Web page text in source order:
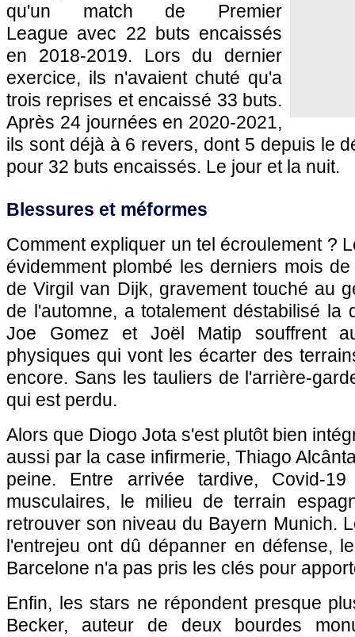
qu'un match de Premier
League avec 22 buts encaissés
en 2018-2019. Lors du dernier
exercice, ils n'avaient chuté qu'a
trois reprises et encaissé 33 buts.
Après 24 journées en 2020-2021,
ils sont déjà à 6 revers, dont 5 depuis le
pour 32 buts encaissés. Le jour et la nuit.
Blessures et méformes
Comment expliquer un tel écroulement ?
évidemment plombé les derniers mois
de Virgil van Dijk, gravement touché au
de l'automne, a totalement déstabilisé la
Joe Gomez et Joël Matip souffrent
physiques qui vont les écarter des
encore. Sans les tauliers de l'arrière-
qui est perdu.
Alors que Diogo Jota s'est plutôt bien
aussi par la case infirmerie, Thiago
peine. Entre arrivée tardive, Covid-
musculaires, le milieu de terrain
retrouver son niveau du Bayern Munich.
l'entrejeu ont dû dépanner en défense,
Barcelone n'a pas pris les clés pour
Enfin, les stars ne répondent presque
Becker, auteur de deux bourdes